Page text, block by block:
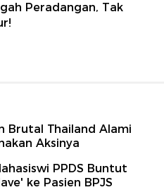
Peradangan, Tak
Brutal Thailand Alami
Aksinya
PPDS Buntut
ke Pasien BPJS